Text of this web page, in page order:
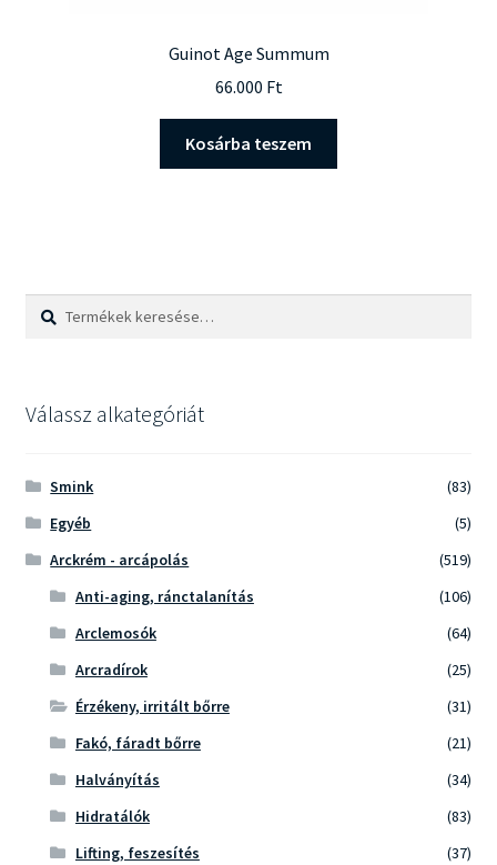
Guinot Age Summum
66.000 Ft
Kosárba teszem
Keresés
Keresés
Válassz alkategóriát
Smink
(83)
Egyéb
(5)
Arckrém - arcápolás
(519)
Anti-aging, ránctalanítás
(106)
Arclemosók
(64)
Arcradírok
(25)
Érzékeny, irritált bőrre
(31)
Fakó, fáradt bőrre
(21)
Halványítás
(34)
Hidratálók
(83)
Lifting, feszesítés
(37)